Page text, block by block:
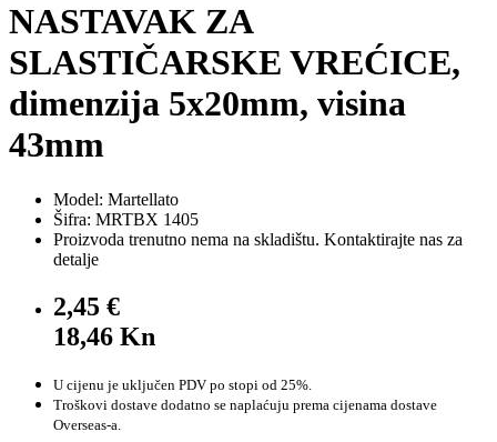
NASTAVAK ZA
SLASTIČARSKE VREĆICE,
dimenzija 5x20mm, visina
43mm
Model: Martellato
Šifra: MRTBX 1405
Proizvoda trenutno nema na skladištu. Kontaktirajte nas za
detalje
2,45 €
18,46 Kn
U cijenu je uključen PDV po stopi od 25%.
Troškovi dostave dodatno se naplaćuju prema cijenama dostave
Overseas-a.